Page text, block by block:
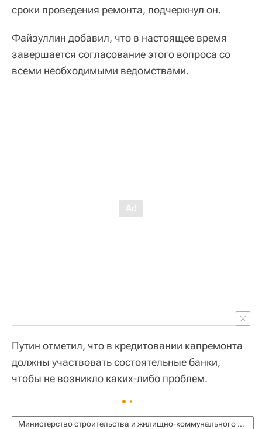
сроки проведения ремонта, подчеркнул он.
Файзуллин добавил, что в настоящее время
завершается согласование этого вопроса со
всеми необходимыми ведомствами.
Путин отметил, что в кредитовании капремонта
должны участвовать состоятельные банки,
чтобы не возникло каких-либо проблем.
Министерство строительства и жилищно-коммунального хозяйства РФ (Минстрой России)